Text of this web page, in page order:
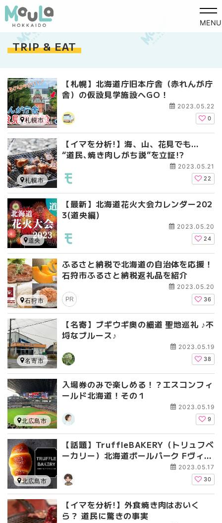
MENU
TRIP & EAT
【札幌】北海道庁旧本庁舎（赤れんが庁
舎）の仮設見学施設へGO！
2023.05.22
0
札幌市
【イマを分析!】海、山、花見でも…
“道民､焼き肉しがち説”を立証!?
2023.05.21
22
札幌市
【最新】北海道花火大会カレンダー202
3(道央編)
2023.05.20
24
道央
ふるさと納税で北海道の自治体を応援！
石狩市ふるさと納税返礼品を紹介
2023.05.20
PR 36
石狩市
【名寄】ブギウギ奥の細道 聖地巡礼 ♪不
埒なブルース♪
2023.05.19
38
名寄市
入場券のみで楽しめる！？エスコンフィ
ールド北海道！その１
2023.05.19
9
北広島市
【話題】TruffleBAKERY（トリュフベ
ーカリー）北海道ボールパーク Fヴィレ
ッジ店のパンとレストランを実食2023.05.17
30
北広島市
【イマを分析!】外食焼き肉はおいく
ら？ 道民に驚きの事実